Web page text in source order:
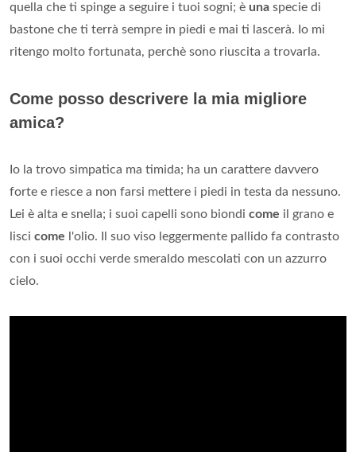
quella che ti spinge a seguire i tuoi sogni; è una specie di
bastone che ti terrà sempre in piedi e mai ti lascerà. Io mi
ritengo molto fortunata, perchè sono riuscita a trovarla.
Come posso descrivere la mia migliore
amica?
Io la trovo simpatica ma timida; ha un carattere davvero
forte e riesce a non farsi mettere i piedi in testa da nessuno.
Lei è alta e snella; i suoi capelli sono biondi come il grano e
lisci come l'olio. Il suo viso leggermente pallido fa contrasto
con i suoi occhi verde smeraldo mescolati con un azzurro
cielo.